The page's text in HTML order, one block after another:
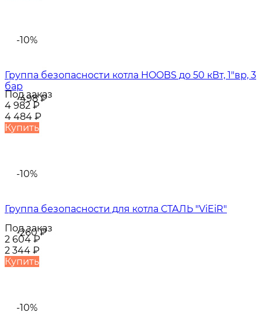
-10%
-498₽
Группа безопасности котла HOOBS до 50 кВт, 1"вр, 3
бар
Под заказ
4 982 ₽
4 484 ₽
Купить
-10%
-260₽
Группа безопасности для котла СТАЛЬ "ViEiR"
Под заказ
2 604₽
2 344 ₽
Купить
-10%